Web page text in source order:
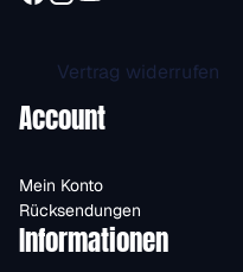
Vertrag widerrufen
Account
Mein Konto
Rücksendungen
Informationen